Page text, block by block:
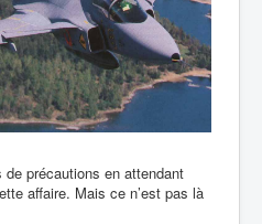
de précautions en attendant
affaire. Mais ce n’est pas là